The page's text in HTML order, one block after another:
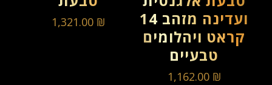
ועדינה מזהב 14
קראט ויהלומים
טבעיים
1,162.00 ₪
1,321.00 ₪